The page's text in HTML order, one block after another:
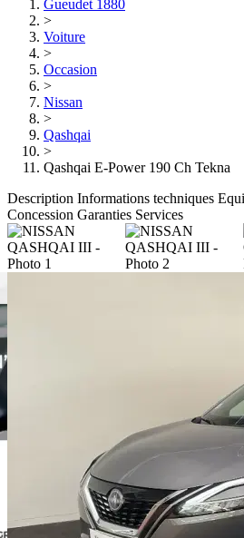
Gueudet 1880
>
Voiture
>
Occasion
>
Nissan
>
Qashqai
>
Qashqai E-Power 190 Ch Tekna
Description Informations techniques
Concession Garanties Services